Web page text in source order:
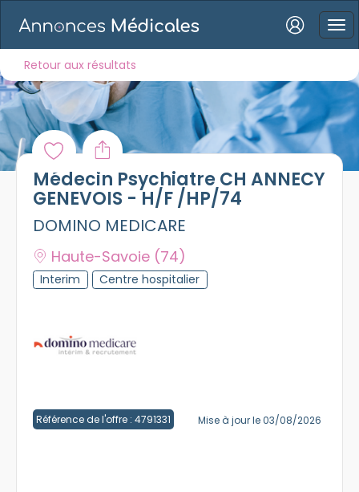
Mot de passe oublié ?
Connexion
Se connecter avec Google
Se connecter avec Facebook
Se connecter avec LinkedIn
Retour aux résultats
Médecin Psychiatre CH ANNECY
GENEVOIS - H/F /HP/74
DOMINO MEDICARE
Haute-Savoie (74)
Interim Centre hospitalier
Référence de l'offre : 4791331 Mise à jour le 03/08/2026